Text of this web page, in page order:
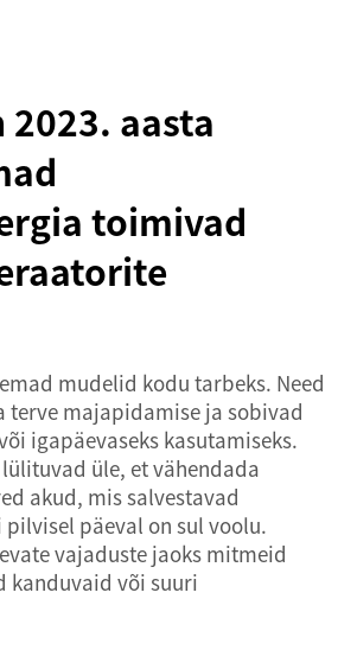
aasta
toimivad
mudelid kodu tarbeks. Need
terve majapidamise ja sobivad
igapäevaseks kasutamiseks.
üle, et vähendada
akud, mis salvestavad
päeval on sul voolu.
vajaduste jaoks mitmeid
kanduvaid või suuri